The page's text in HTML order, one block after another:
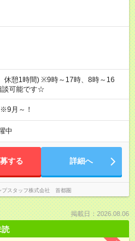
憩1時間) ※9時～17時、8時～16
談可能です☆
月～！
中
する 詳細へ
プスタッフ株式会社 首都圏
掲載日：2026.08.06
読